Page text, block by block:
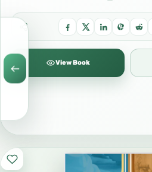
View Book